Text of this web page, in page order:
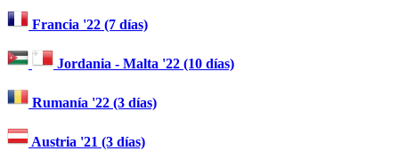
Francia '22 (7 días)
Jordania - Malta '22 (10 días)
Rumanía '22 (3 días)
Austria '21 (3 días)